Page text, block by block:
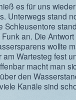
es für uns
Unterwegs stand
Schleusentore
an. Die
wollte
am Wartesteg fest
macht man
den
Kanäle sind